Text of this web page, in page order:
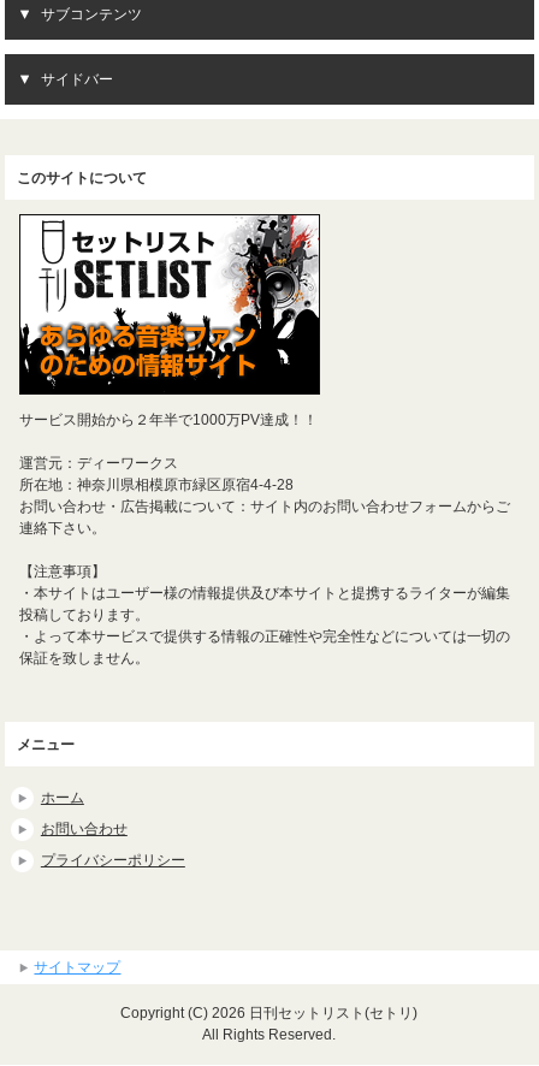
サブコンテンツ
サイドバー
このサイトについて
サービス開始から２年半で1000万PV達成！！
運営元：ディーワークス
所在地：神奈川県相模原市緑区原宿4-4-28
お問い合わせ・広告掲載について：サイト内のお問い合わせフォームからご
連絡下さい。
【注意事項】
・本サイトはユーザー様の情報提供及び本サイトと提携するライターが編集
投稿しております。
・よって本サービスで提供する情報の正確性や完全性などについては一切の
保証を致しません。
メニュー
ホーム
お問い合わせ
プライバシーポリシー
サイトマップ
Copyright (C) 2026 日刊セットリスト(セトリ)
All Rights Reserved.